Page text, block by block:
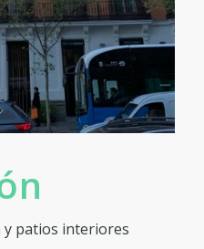
y patios interiores